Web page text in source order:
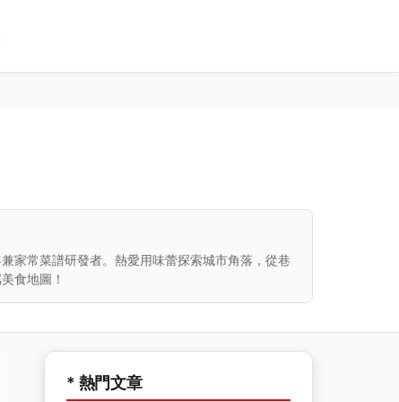
家常菜譜研發者。熱愛用味蕾探索城市角落，從巷
食地圖！
* 熱門文章